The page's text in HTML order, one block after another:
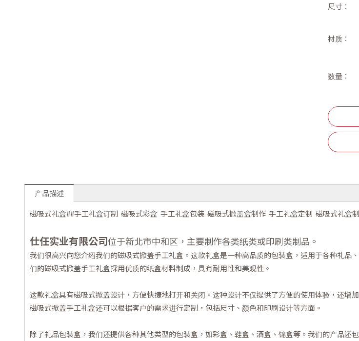
尺寸：
材质：
数量：
产品描述
磁吸式礼盒##手工礼盒订制 磁吸式彩盒 手工礼盒包装 磁吸式掀盖盒制作 手工礼盒定制 磁吸式礼盒
仕任实业有限公司位于新北市中和区，主要制作各类纸类或印刷类制品。
我们很高兴向您介绍我们的磁吸式掀盖手工礼盒。这款礼盒是一种高品质的包装盒，适用于各种礼品
们的磁吸式掀盖手工礼盒採用优质的纸盒材料制成，具有耐用性和美观性。
这款礼盒具有磁吸式掀盖设计，方便快捷地打开和关闭。这种设计不仅提供了方便的使用体验，还增
磁吸式掀盖手工礼盒还可以根据客户的需求进行定制，包括尺寸、颜色和印刷设计等方面。
除了礼品包装盒，我们还提供各种其他类型的包装盒，如彩盒、鞋盒、酒盒、锦盒等。我们的产品还